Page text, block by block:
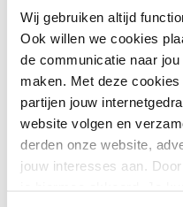
Wij gebruiken altijd
Ook willen we cookies
de communicatie naar
maken. Met deze
partijen jouw
website volgen en
derden onze website,
jouw interesses aan.
HOE BRENG
Nieuw of kaal gemaakt
Stap 1: Reinigen en
Stap 2: Gronden met Rubbol
Stap 3: Schuren en (indien